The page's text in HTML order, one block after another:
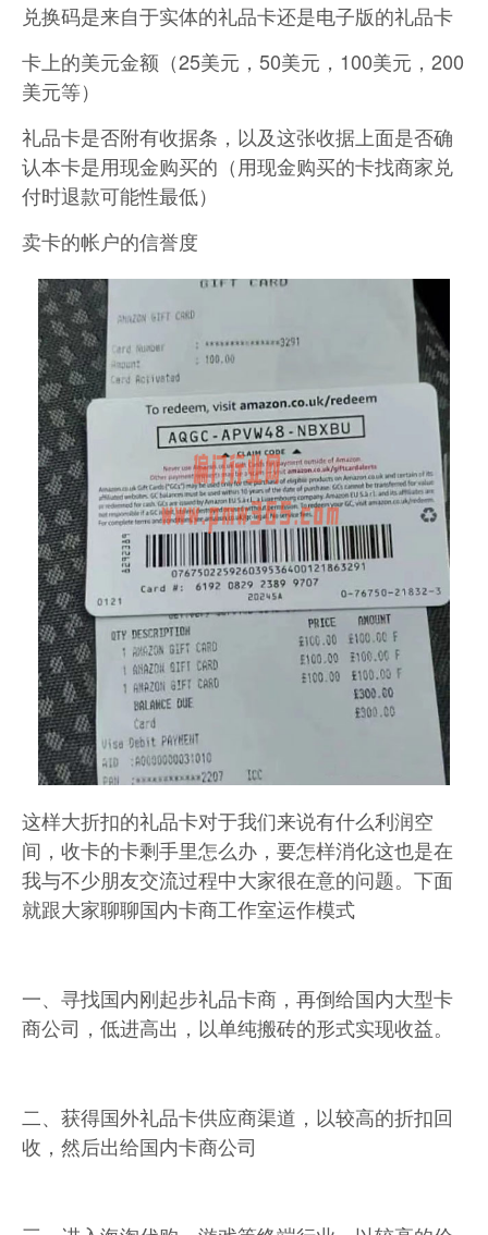
兑换码是来自于实体的礼品卡还是电子版的礼品卡
卡上的美元金额（25美元，50美元，100美元，200
美元等）
礼品卡是否附有收据条，以及这张收据上面是否确
认本卡是用现金购买的（用现金购买的卡找商家兑
付时退款可能性最低）
卖卡的帐户的信誉度
这样大折扣的礼品卡对于我们来说有什么利润空
间，收卡的卡剩手里怎么办，要怎样消化这也是在
我与不少朋友交流过程中大家很在意的问题。下面
就跟大家聊聊国内卡商工作室运作模式
一、寻找国内刚起步礼品卡商，再倒给国内大型卡
商公司，低进高出，以单纯搬砖的形式实现收益。
二、获得国外礼品卡供应商渠道，以较高的折扣回
收，然后出给国内卡商公司